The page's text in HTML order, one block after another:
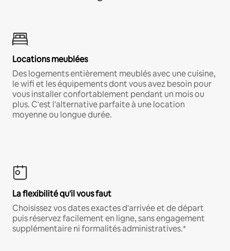
Locations meublées
Des logements entièrement meublés avec une cuisine,
le wifi et les équipements dont vous avez besoin pour
vous installer confortablement pendant un mois ou
plus. C'est l'alternative parfaite à une location
moyenne ou longue durée.
La flexibilité qu'il vous faut
Choisissez vos dates exactes d'arrivée et de départ
puis réservez facilement en ligne, sans engagement
supplémentaire ni formalités administratives.*